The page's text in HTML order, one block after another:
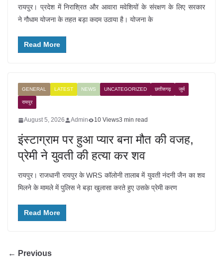
रायपुर। प्रदेश में निराश्रित और आवारा मवेशियों के संरक्षण के लिए सरकार
ने गौधाम योजना के तहत बड़ा कदम उठाया है। योजना के
Read More
GENERAL LATEST NEWS UNCATEGORIZED छत्तीसगढ़ जुर्म
रायपुर
August 5, 2026 Admin 10 Views3 min read
इंस्टाग्राम पर हुआ प्यार बना मौत की वजह,
प्रेमी ने युवती की हत्या कर शव
रायपुर। राजधानी रायपुर के WRS कॉलोनी तालाब में युवती नंदनी जैन का शव
मिलने के मामले में पुलिस ने बड़ा खुलासा करते हुए उसके प्रेमी करण
Read More
← Previous